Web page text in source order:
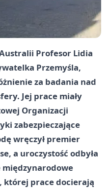
Profesor Lidia
Przemyśla,
za badania nad
Jej prace miały
Organizacji
zabezpieczające
wręczył premier
, a uroczystość odbyła
międzynarodowe
której prace docierają